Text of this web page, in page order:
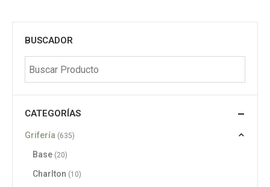
BUSCADOR
CATEGORÍAS
Grifería (635)
Base (20)
Charlton (10)